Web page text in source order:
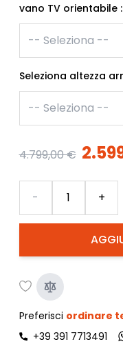
vano TV orientabile :
Seleziona altezza
4.799,00 €
- +
Preferisci ordinare
+39 391 7713491